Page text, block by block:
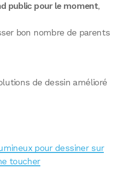
public pour le moment,
bon nombre de parents
de dessin amélioré
pour dessiner sur
toucher